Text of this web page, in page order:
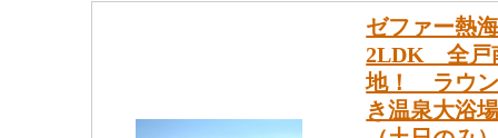
ゼファー熱
2LDK 全戸
地！ ラウ
き温泉大浴